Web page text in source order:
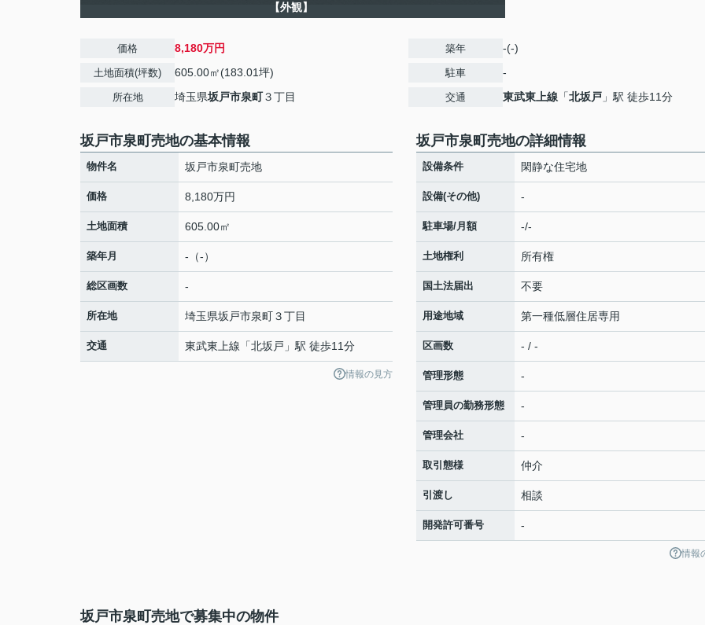
【外観】
価格 8,180万円
土地面積(坪数) 605.00㎡(183.01坪)
所在地 埼玉県坂戸市泉町３丁目
築年 -(-)
駐車 -
交通 東武東上線 「北坂戸 」駅 徒歩11分
坂戸市泉町売地の基本情報
物件名 坂戸市泉町売地
価格 8,180万円
土地面積 605.00㎡
築年月 -（-）
総区画数 -
所在地 埼玉県坂戸市泉町３丁目
交通 東武東上線 「北坂戸 」駅 徒歩11分
情報の見方
坂戸市泉町売地の詳細情報
設備条件 閑静な住宅地
設備(その他) -
駐車場/月額 -/-
土地権利 所有権
国土法届出 不要
用途地域 第一種低層住居専用
区画数 - / -
管理形態 -
管理員の勤務形態 -
管理会社 -
取引態様 仲介
引渡し 相談
開発許可番号 -
情報
坂戸市泉町売地で募集中の物件